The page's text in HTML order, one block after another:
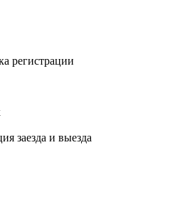
регистрации
заезда и выезда